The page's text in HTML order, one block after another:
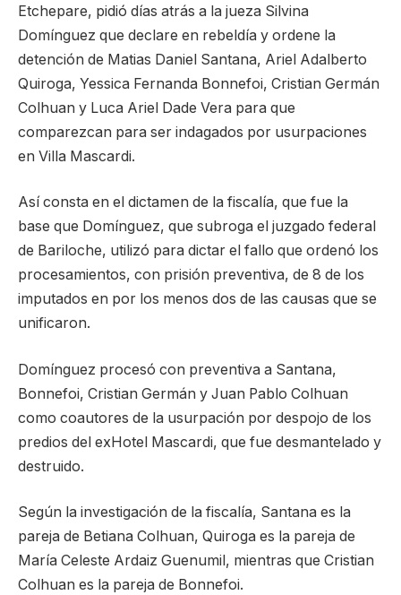
Etchepare, pidió días atrás a la jueza Silvina
Domínguez que declare en rebeldía y ordene la
detención de Matias Daniel Santana, Ariel Adalberto
Quiroga, Yessica Fernanda Bonnefoi, Cristian Germán
Colhuan y Luca Ariel Dade Vera para que
comparezcan para ser indagados por usurpaciones
en Villa Mascardi.
Así consta en el dictamen de la fiscalía, que fue la
base que Domínguez, que subroga el juzgado federal
de Bariloche, utilizó para dictar el fallo que ordenó los
procesamientos, con prisión preventiva, de 8 de los
imputados en por los menos dos de las causas que se
unificaron.
Domínguez procesó con preventiva a Santana,
Bonnefoi, Cristian Germán y Juan Pablo Colhuan
como coautores de la usurpación por despojo de los
predios del exHotel Mascardi, que fue desmantelado y
destruido.
Según la investigación de la fiscalía, Santana es la
pareja de Betiana Colhuan, Quiroga es la pareja de
María Celeste Ardaiz Guenumil, mientras que Cristian
Colhuan es la pareja de Bonnefoi.